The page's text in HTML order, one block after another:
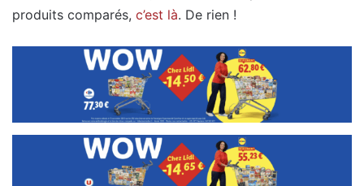
produits comparés, c’est là. De rien !